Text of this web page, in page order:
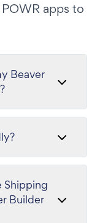
apps to
Beaver
Shipping
Builder